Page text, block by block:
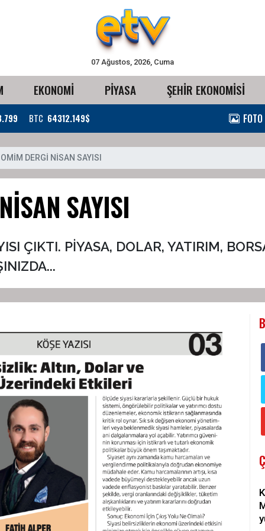
07 Ağustos, 2026, Cuma
EKONOMİ PİYASA ŞEHİR EKONOMİSİ
BTC 64312.149$
DERGİ NİSAN SAYISI
SAYISI
ÇIKTI. PİYASA, DOLAR, YATIRIM,